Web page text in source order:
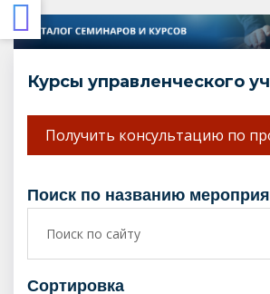
Курсы управленческого
Получить консультацию по
поиск по названию
сортировка